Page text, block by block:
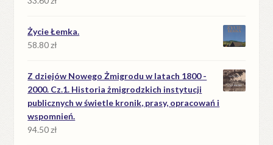
Życie Łemka.
58.80zł
Z dziejów Nowego Żmigrodu w latach 1800 -
2000. Cz.1. Historia żmigrodzkich instytucji
publicznych w świetle kronik, prasy, opracowań i
wspomnień.
94.50zł